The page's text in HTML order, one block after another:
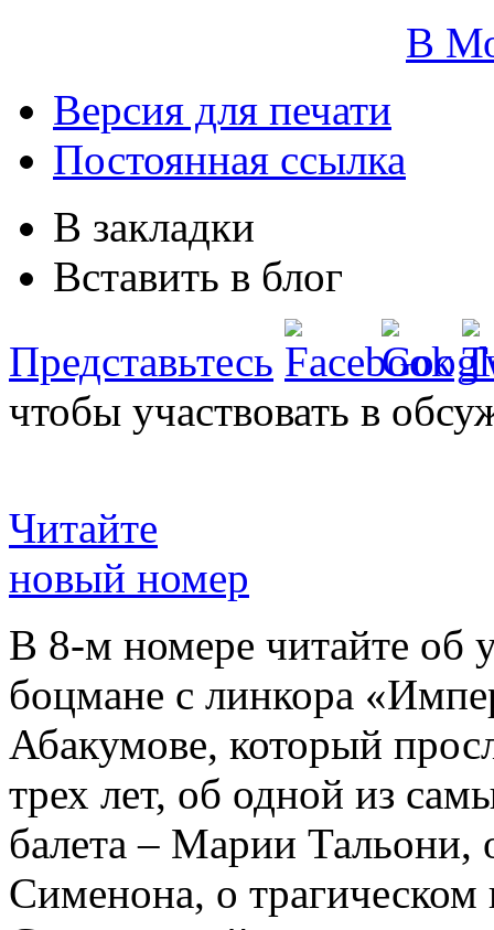
В
Версия для печати
Постоянная ссылка
В закладки
Вставить в блог
Представьтесь
чтобы участвовать в
Читайте
новый номер
В 8-м номере читайте об
боцмане с линкора
Абакумове, который
трех лет, об одной из
балета – Марии
Сименона, о трагическом